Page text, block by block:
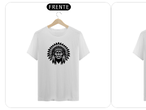
Fale conosco Trocas / Devoluções
Política de Troca e Devolução
Denuncie
Sobre nós